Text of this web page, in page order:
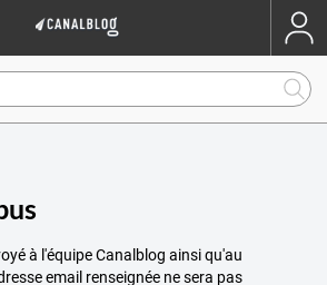
à l'équipe Canalblog ainsi qu'au
email renseignée ne sera pas